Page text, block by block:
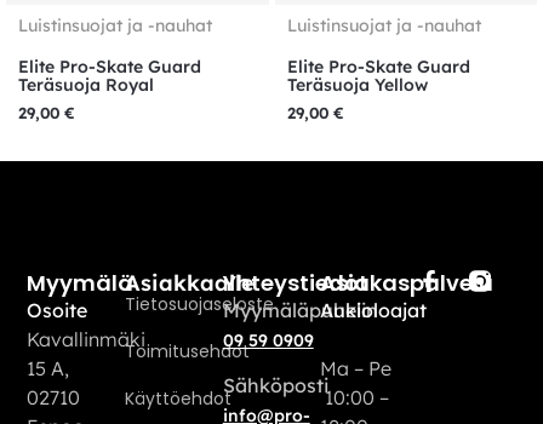
Luistinsuojat ja -nauhat
Elite Pro-Skate Guard
Teräsuoja Royal
29,00 €
Luistinsuojat ja -nauhat
Elite Pro-Skate Guard
Teräsuoja Yellow
29,00 €
Asiakkaalle
Tietosuojaseloste
Toimitusehdot
Käyttöehdot
Myymälä
Osoite
Kavallinmäki
15 A,
02710
Yhteystiedot
Myymäläpuhelin
09 59 0909
Sähköposti
info@pro-
Asiakaspalvelu
Aukioloajat
Ma – Pe
10:00 –